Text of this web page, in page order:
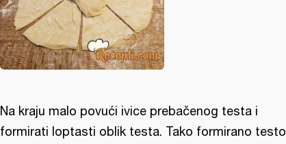
Na kraju malo povući ivice prebačenog testa i
formirati loptasti oblik testa. Tako formirano testo